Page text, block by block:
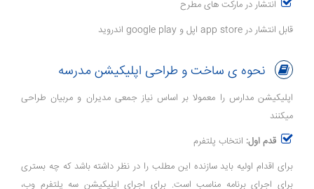
انتشار در مارکت های مطرح
قابل انتشار در app store اپل و google play اندروید
نحوه ی ساخت و طراحی اپلیکیشن مدرسه
اپلیکیشن مدارس را معمولا بر اساس نیاز جمعی مدیران و مربیان طراحی
میکنند
قدم اول: انتخاب پلتفرم
برای اقدام اولیه باید سازنده این مطلب را در نظر داشته باشد که چه بستری
برای اجرای برنامه مناسب است. برای اجرای اپلیکیشن سه پلتفرم وب،